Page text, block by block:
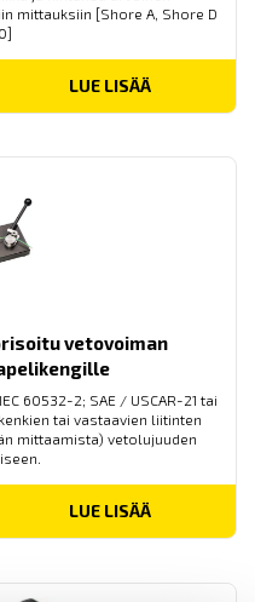
mittauksiin [Shore A, Shore D
A0]
LUE LISÄÄ
vetovoiman
60532-2; SAE / USCAR-21 tai
tai vastaavien liitinten
mittaamista) vetolujuuden
LUE LISÄÄ